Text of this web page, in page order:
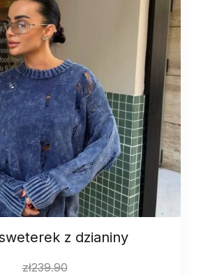
z dzianiny
zł239.90